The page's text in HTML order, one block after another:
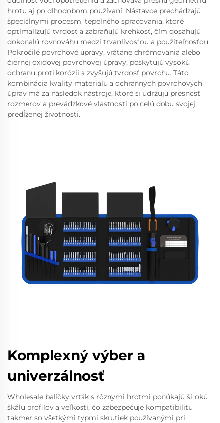
hrotu aj po dlhodobom používaní. Nástavce prechádzajú
špeciálnymi procesmi tepelného spracovania, ktoré
optimalizujú tvrdosť a zabraňujú krehkosť, čím dosahujú
dokonalú rovnováhu medzi trvanlivosťou a použiteľnosťou.
Pokročilé povrchové úpravy, vrátane chrómovania alebo
čiernej oxidovej povrchovej úpravy, poskytujú vysokú
ochranu proti korózii a zvyšujú tvrdosť povrchu. Táto
kombinácia kvality materiálu a ochranných povrchových
úprav má za následok nástroje, ktoré si udržujú presnosť
rozmerov a prevádzkové vlastnosti po celú dobu svojej
predĺženej životnosti.
Komplexný výber a
univerzálnosť
Wholesale balíčky vrták s rôznymi hrotmi ponúkajú širokú
škálu profilov a veľkostí, čo zabezpečuje kompatibilitu
takmer so všetkými typmi skrutiek používanými pri